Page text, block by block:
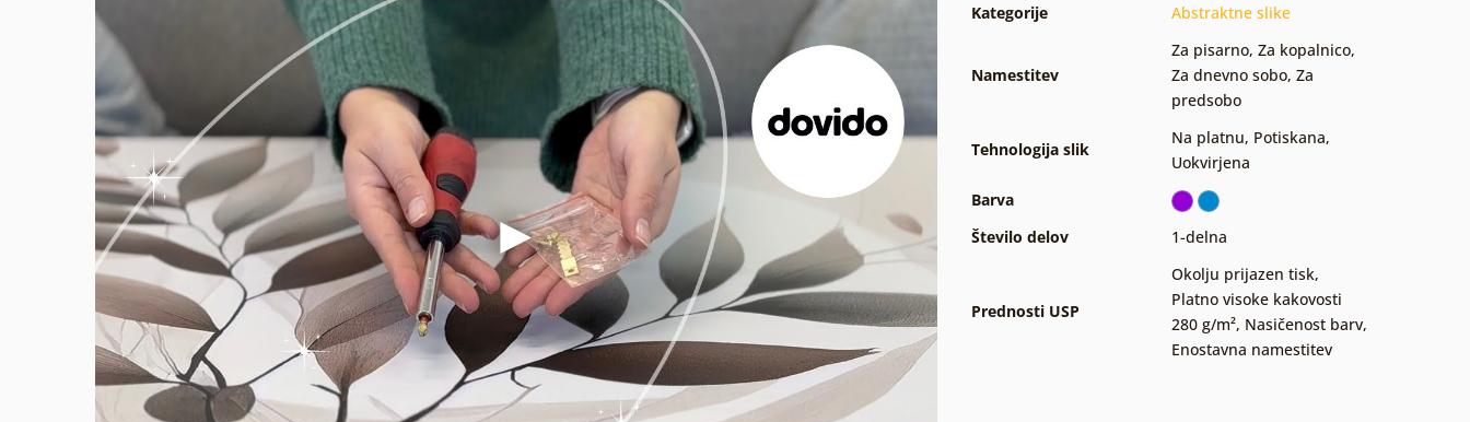
Kategorije Abstraktne slike
Namestitev
Za pisarno, Za kopalnico,
Za dnevno sobo, Za
predsobo
Tehnologija slik
Na platnu, Potiskana,
Uokvirjena
Barva
Število delov
1-delna
Prednosti USP
Okolju prijazen tisk,
Platno visoke kakovosti
280 g/m², Nasičenost barv,
Enostavna namestitev